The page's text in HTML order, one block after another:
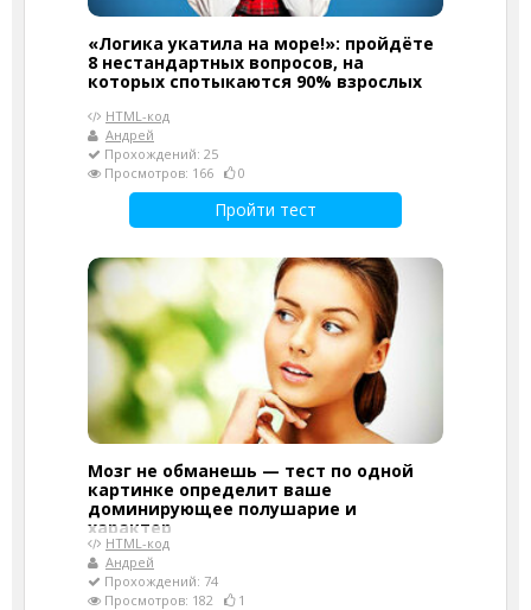
«Логика укатила на море!»: пройдёте
8 нестандартных вопросов, на
которых спотыкаются 90% взрослых
HTML-код
Андрей
Прохождений: 25
Просмотров: 166
0
Пройти тест
Мозг не обманешь — тест по одной
картинке определит ваше
доминирующее полушарие и
характер
HTML-код
Андрей
Прохождений: 74
Просмотров: 182
1